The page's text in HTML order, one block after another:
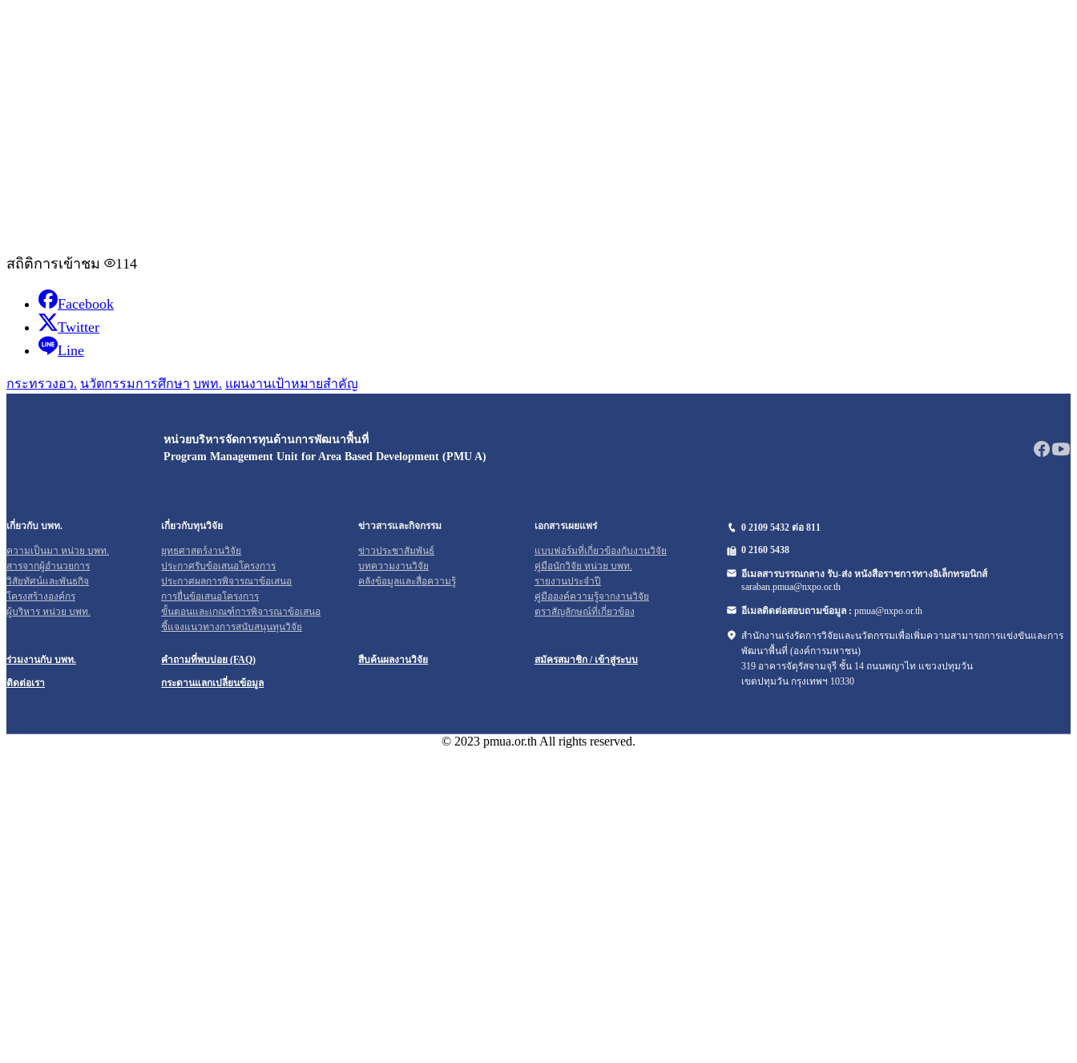
สถิติการเข้าชม 114
Facebook
Twitter
Line
กระทรวงอว. นวัตกรรมการศึกษา บพท. แผนงานเป้าหมายสำคัญ
หน่วยบริหารจัดการทุนด้านการพัฒนาพื้นที่
Program Management Unit for Area Based Development (PMU A)
เกี่ยวกับ บพท.
ความเป็นมา หน่วย บพท.
สารจากผู้อำนวยการ
วิสัยทัศน์และพันธกิจ
โครงสร้างองค์กร
ผู้บริหาร หน่วย บพท.
เกี่ยวกับทุนวิจัย
ยุทธศาสตร์งานวิจัย
ประกาศรับข้อเสนอโครงการ
ประกาศผลการพิจารณาข้อเสนอ
การยื่นข้อเสนอโครงการ
ขั้นตอนและเกณฑ์การพิจารณาข้อเสนอ
ชี้แจงแนวทางการสนับสนุนทุนวิจัย
ข่าวสารและกิจกรรม
ข่าวประชาสัมพันธ์
บทความงานวิจัย
คลังข้อมูลและสื่อความรู้
เอกสารเผยแพร่
แบบฟอร์มที่เกี่ยวข้องกับงานวิจัย
คู่มือนักวิจัย หน่วย บพท.
รายงานประจำปี
คู่มือองค์ความรู้จากงานวิจัย
ตราสัญลักษณ์ที่เกี่ยวข้อง
ร่วมงานกับ บพท.
ติดต่อเรา
คำถามที่พบบ่อย (FAQ)
กระดานแลกเปลี่ยนข้อมูล
สืบค้นผลงานวิจัย สมัครสมาชิก / เข้าสู่ระบบ
0 2109 5432 ต่อ 811
0 2160 5438
อีเมลสารบรรณกลาง รับ-ส่ง หนังสือราชการทางอิเล็กทรอนิกส์
saraban.pmua@nxpo.or.th
อีเมลติดต่อสอบถามข้อมูล : pmua@nxpo.or.th
สำนักงานเร่งรัดการวิจัยและนวัตกรรมเพื่อเพิ่มความสามารถการแข่งขันและการ
พัฒนาพื้นที่ (องค์การมหาชน)
319 อาคารจัตุรัสจามจุรี ชั้น 14 ถนนพญาไท แขวงปทุมวัน
เขตปทุมวัน กรุงเทพฯ 10330
© 2023 pmua.or.th All rights reserved.